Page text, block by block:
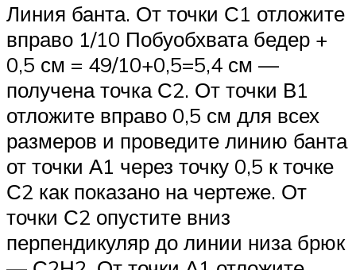
Линия банта. От точки С1 отложите
вправо 1/10 Побуобхвата бедер +
0,5 см = 49/10+0,5=5,4 см —
получена точка С2. От точки В1
отложите вправо 0,5 см для всех
размеров и проведите линию банта
от точки А1 через точку 0,5 к точке
С2 как показано на чертеже. От
точки С2 опустите вниз
перпендикуляр до линии низа брюк